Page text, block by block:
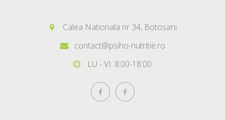
Calea Nationala nr 34, Botosani
contact@psiho-nutritie.ro
LU - VI: 8:00-18:00